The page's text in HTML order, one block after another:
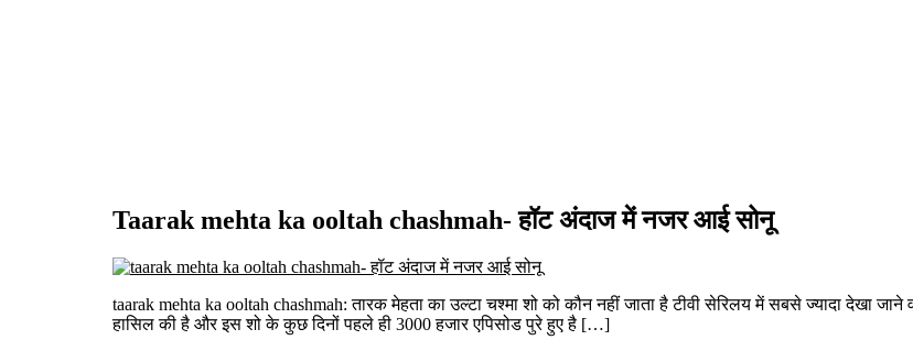
Taarak mehta ka ooltah chashmah- हॉट अंदाज में नजर आई सोनू
taarak mehta ka ooltah chashmah: तारक मेहता का उल्टा चश्मा शो को कौन नहीं जाता है टीवी सेरिलय में सबसे ज्यादा देखा
हासिल की है और इस शो के कुछ दिनों पहले ही 3000 हजार एपिसोड पुरे हुए है […]